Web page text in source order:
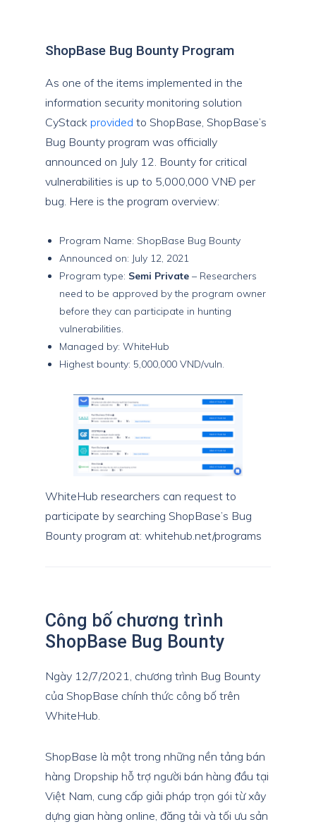
ShopBase Bug Bounty Program
As one of the items implemented in the
information security monitoring solution
CyStack provided to ShopBase, ShopBase’s
Bug Bounty program was officially
announced on July 12. Bounty for critical
vulnerabilities is up to 5,000,000 VNĐ per
bug. Here is the program overview:
Program Name: ShopBase Bug Bounty
Announced on: July 12, 2021
Program type: Semi Private – Researchers
need to be approved by the program owner
before they can participate in hunting
vulnerabilities.
Managed by: WhiteHub
Highest bounty: 5,000,000 VND/vuln.
WhiteHub researchers can request to
participate by searching ShopBase’s Bug
Bounty program at: whitehub.net/programs
Công bố chương trình
ShopBase Bug Bounty
Ngày 12/7/2021, chương trình Bug Bounty
của ShopBase chính thức công bố trên
WhiteHub.
ShopBase là một trong những nền tảng bán
hàng Dropship hỗ trợ người bán hàng đầu tại
Việt Nam, cung cấp giải pháp trọn gói từ xây
dựng gian hàng online, đăng tải và tối ưu sản